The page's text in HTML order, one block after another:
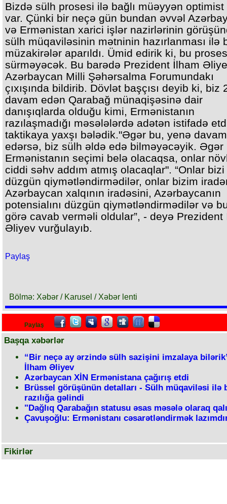
Bizdə sülh prosesi ilə bağlı müəyyən
var. Çünki bir neçə gün bundan əvvəl
və Ermənistan xarici işlər nazirlərinin
sülh müqaviləsinin mətninin hazırlanması ilə
müzakirələr aparıldı. Ümid edirik ki, bu
sürməyəcək. Bu barədə Prezident İlham
Azərbaycan Milli Şəhərsalma Forumundakı
çıxışında bildirib. Dövlət başçısı deyib ki, biz
davam edən Qarabağ münaqişəsinə dair
danışıqlarda olduğu kimi, Ermənistanın
razılaşmadığı məsələlərdə adətən istifadə
taktikaya yaxşı bələdik."Əgər bu, yenə davam
edərsə, biz sülh əldə edə bilməyəcəyik. Əgər
Ermənistanın seçimi belə olacaqsa, onlar
ciddi səhv addım atmış olacaqlar". “Onlar bizi
düzgün qiymətləndirmədilər, onlar bizim
Azərbaycan xalqının iradəsini, Azərbaycanın
potensialını düzgün qiymətləndirmədilər və
görə cavab verməli oldular”, - deyə Prezident
Əliyev vurğulayıb.
Paylaş
Bölmə: Xəbər / Karusel / Xəbər lenti
Paylaş
Başqa xəbərlər
“Bir neçə ay ərzində sülh sazişini imzalaya
İlham Əliyev
Azərbaycan XİN Ermənistana çağırış etdi
Brüssel görüşünün detalları - Sülh müqaviləsi ilə
razılığa gəlindi
"Dağlıq Qarabağın statusu əsas məsələ olaraq
Çavuşoğlu: Ermənistanı cəsarətləndirmək
Fikirlər